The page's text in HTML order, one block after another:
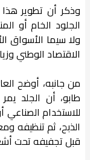
وذكر أن تطوير
الجلود الخام أو
ولا سيما الأسواق
الاقتصاد الوطني
من جانبه، أوضح
طابو، أن الجلد
للاستخدام الصناعي
الذبح، ثم تنظيفه
قبل تجفيفه تحت